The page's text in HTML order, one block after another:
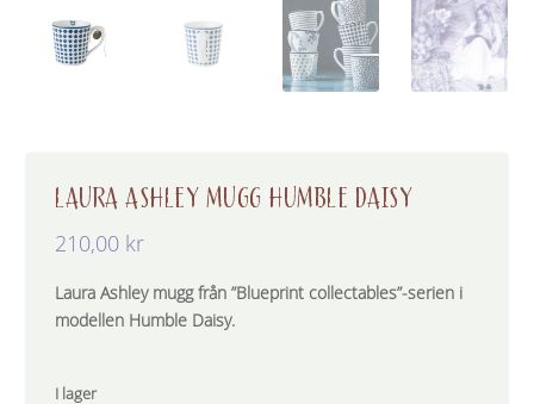
LAURA ASHLEY MUGG HUMBLE DAISY
210,00 kr
Laura Ashley mugg från ”Blueprint collectables”-serien i
modellen Humble Daisy.
I lager